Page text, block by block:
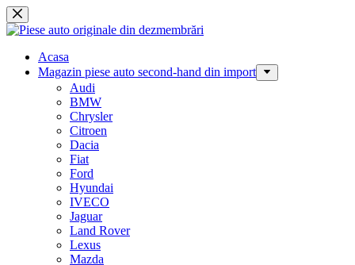
Sari
la
Acasa
Magazin piese auto second-hand din import
Audi
BMW
Chrysler
Citroen
Dacia
Fiat
Ford
Hyundai
IVECO
Jaguar
Land Rover
Lexus
Mazda